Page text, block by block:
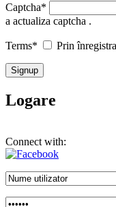
Captcha*
a actualiza captcha .
Terms* Prin
Logare
Connect with: